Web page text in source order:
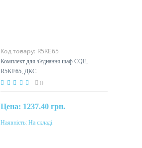
Код товару: R5KE65
Комплект для з'єднання шаф CQE,
R5KE65, ДКС
0
Цена: 1237.40 грн.
Купити
Наявність: На складі